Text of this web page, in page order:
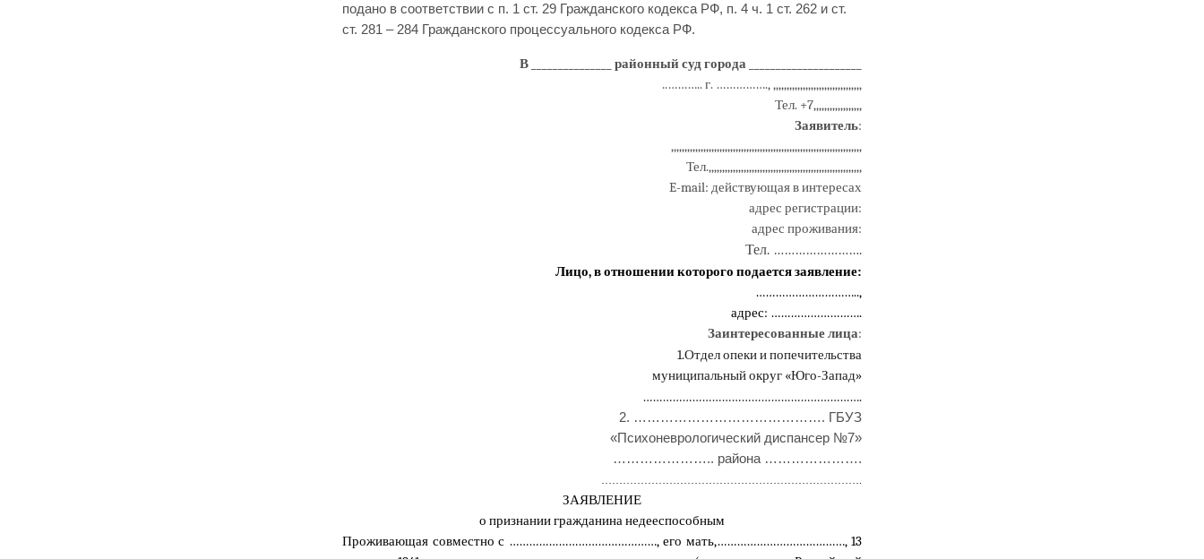
подано в соответствии с п. 1 ст. 29 Гражданского кодекса РФ, п. 4 ч. 1 ст. 262 и ст.
ст. 281 – 284 Гражданского процессуального кодекса РФ.
В _______________ районный суд города _____________________
..……….. г. ……………., ,,,,,,,,,,,,,,,,,,,,,,,,,,,,,,,,,
Тел. +7,,,,,,,,,,,,,,,,,,
Заявитель:
,,,,,,,,,,,,,,,,,,,,,,,,,,,,,,,,,,,,,,,,,,,,,,,,,,,,,,,,,,,,,,,,,,,,,,,
Тел.,,,,,,,,,,,,,,,,,,,,,,,,,,,,,,,,,,,,,,,,,,,,,,,,,,,,,,,,,
E-mail: действующая в интересах
адрес регистрации:
адрес проживания:
Тел. …………………….
Лицо, в отношении которого подается заявление:
…………………………..,
адрес: ……………………….
Заинтересованные лица:
1.Отдел опеки и попечительства
муниципальный округ «Юго-Запад»
………………………………………………………….
2. ……………………………………. ГБУЗ
«Психоневрологический диспансер №7»
………………….. района ………………….
ЗАЯВЛЕНИЕ
о признании гражданина недееспособным
Проживающая совместно с ………………………………………, его мать,…………………………………, 13